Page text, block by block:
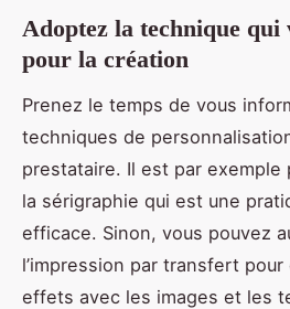
Adoptez la technique qui
pour la création
Prenez le temps de vous
techniques de
prestataire. Il est par
la sérigraphie qui est une
efficace. Sinon, vous pouvez
l’impression par transfert
effets avec les images et les